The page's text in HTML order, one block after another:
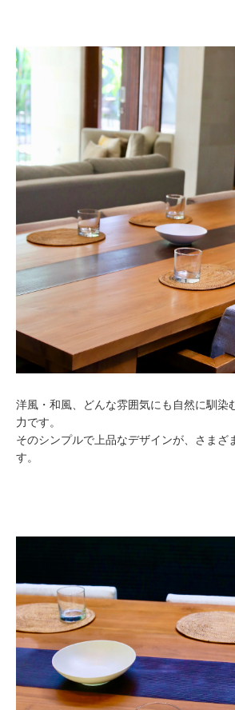
洋風・和風、どんな雰囲気にも自然に馴染
力です。
そのシンプルで上品なデザインが、さまざ
す。